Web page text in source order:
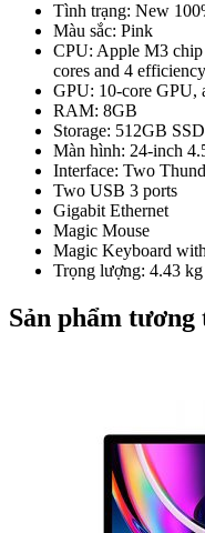
Tình trạng: New
Màu sắc: Pink
CPU: Apple M3
cores and 4
GPU: 10‑core GPU,
RAM: 8GB
Storage: 512GB SSD
Màn hình: 24-inch
Interface: Two
Two USB 3 ports
Gigabit Ethernet
Magic Mouse
Magic Keyboard
Trọng lượng: 4.43 kg
Sản phẩm tương